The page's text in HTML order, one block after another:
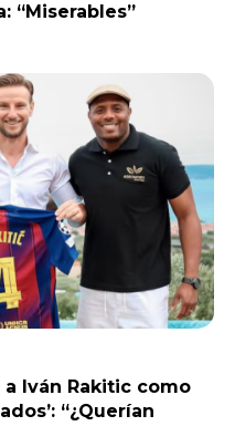
“Miserables”
Iván Rakitic como
“¿Querían